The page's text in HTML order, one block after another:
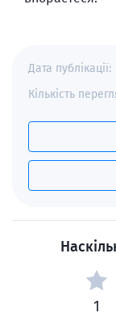
Дата публікації:
Кількість
1